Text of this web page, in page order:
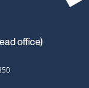
office)